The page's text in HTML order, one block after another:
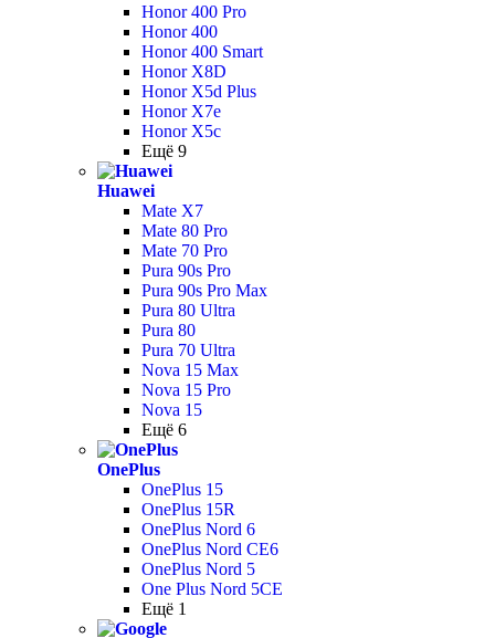
Honor 400 Pro
Honor 400
Honor 400 Smart
Honor X8D
Honor X5d Plus
Honor X7e
Honor X5c
Ещё 9
Huawei
Mate X7
Mate 80 Pro
Mate 70 Pro
Pura 90s Pro
Pura 90s Pro Max
Pura 80 Ultra
Pura 80
Pura 70 Ultra
Nova 15 Max
Nova 15 Pro
Nova 15
Ещё 6
OnePlus
OnePlus 15
OnePlus 15R
OnePlus Nord 6
OnePlus Nord CE6
OnePlus Nord 5
One Plus Nord 5CE
Ещё 1